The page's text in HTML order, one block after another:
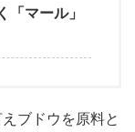
マール」
ブドウを原料と